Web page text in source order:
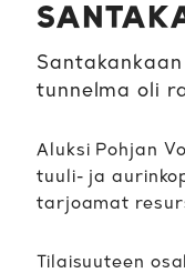
tunnelma oli
Aluksi Pohjan
tuuli- ja
tarjoamat
Tilaisuuteen